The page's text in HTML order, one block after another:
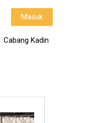
Masuk
Cabang Kadin